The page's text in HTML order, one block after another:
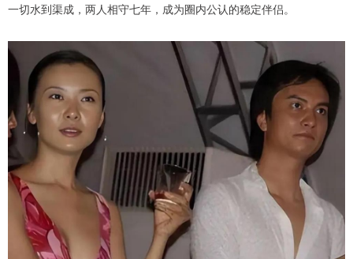
一切水到渠成，两人相守七年，成为圈内公认的稳定伴侣。